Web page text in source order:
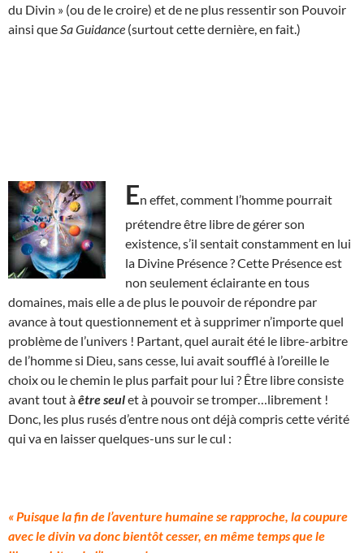
du Divin » (ou de le croire) et de ne plus ressentir son Pouvoir
ainsi que Sa Guidance (surtout cette dernière, en fait.)
En effet, comment l’homme pourrait
prétendre être libre de gérer son
existence, s’il sentait constamment en lui
la Divine Présence ? Cette Présence est
non seulement éclairante en tous
domaines, mais elle a de plus le pouvoir de répondre par
avance à tout questionnement et à supprimer n’importe quel
problème de l’univers ! Partant, quel aurait été le libre-arbitre
de l’homme si Dieu, sans cesse, lui avait soufflé à l’oreille le
choix ou le chemin le plus parfait pour lui ? Être libre consiste
avant tout àêtre seulet à pouvoir se tromper…librement !
Donc, les plus rusés d’entre nous ont déjà compris cette vérité
qui va en laisser quelques-uns sur le cul :
« Puisque la fin de l’aventure humaine se rapproche, la coupure
avec le divin va donc bientôt cesser, en même temps que le